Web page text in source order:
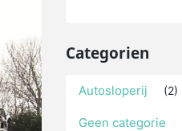
Categorien
Autosloperij (2)
Geen categorie